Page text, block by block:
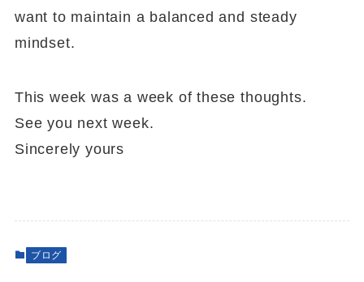
want to maintain a balanced and steady
mindset.
This week was a week of these thoughts.
See you next week.
Sincerely yours
ブログ